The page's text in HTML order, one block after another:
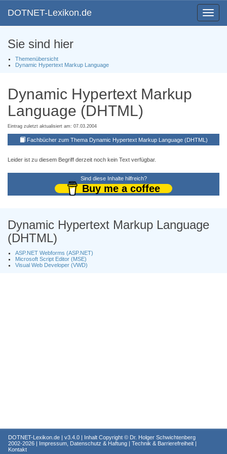
Toggle
DOTNET-Lexikon.de
Sie sind hier
Themenübersicht
Dynamic Hypertext Markup Language
Dynamic Hypertext Markup
Language (DHTML)
Eintrag zuletzt aktualisiert am: 07.03.2004
Fachbücher zum Thema Dynamic Hypertext Markup Language (DHTML)
Leider ist zu diesem Begriff derzeit noch kein Text verfügbar.
Sind diese Inhalte hilfreich?
Buy me a coffee
Dynamic Hypertext Markup Language
(DHTML)
ASP.NET Webforms (ASP.NET)
Microsoft Script Editor (MSE)
Visual Web Developer (VWD)
DOTNET-Lexikon.de | v3.4.0 | Inhalt Copyright © Dr. Holger Schwichtenberg
2002-2026 | Impressum, Datenschutz & Haftung | Technik & Barrierefreiheit |
Kontakt